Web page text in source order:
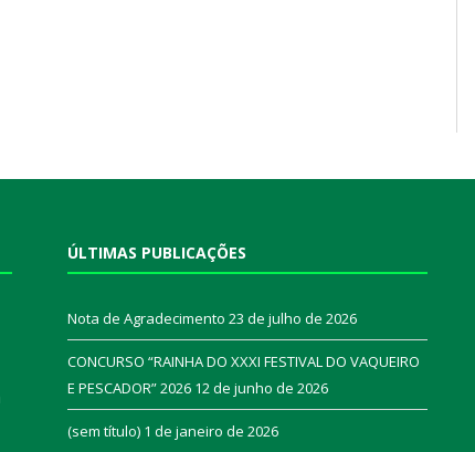
ÚLTIMAS PUBLICAÇÕES
Nota de Agradecimento 23 de julho de 2026
CONCURSO “RAINHA DO XXXI FESTIVAL DO VAQUEIRO
E PESCADOR” 2026 12 de junho de 2026
(sem título) 1 de janeiro de 2026